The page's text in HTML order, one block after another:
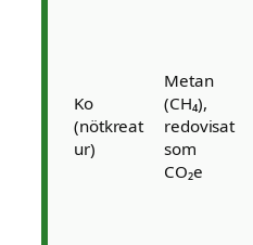
Ko
(nötkreat
ur)
Metan
(CH₄),
redovisat
som
CO₂e